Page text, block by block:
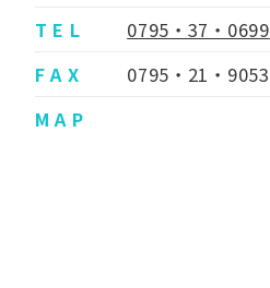
T E L
0795・37・0699
F A X
0795・21・9053
M A P